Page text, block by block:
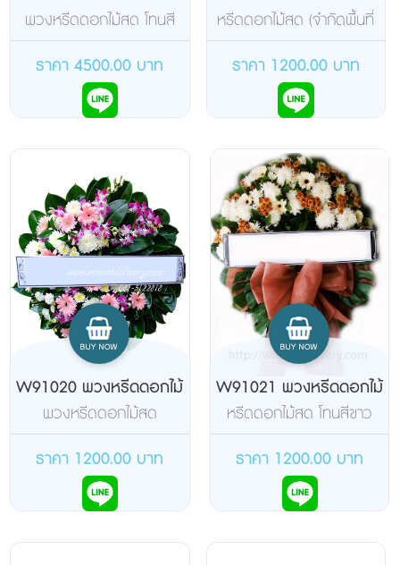
สด
พวงหรีดดอกไม้สด โทนสี
ขาวเขียว
ราคา 4500.00 บาท
หรีดดอกไม้สด (จำกัดพื้นที่
ส่ง)
ราคา 1200.00 บาท
W91020 พวงหรีดดอกไม้
สด
พวงหรีดดอกไม้สด
ราคา 1200.00 บาท
W91021 พวงหรีดดอกไม้
สด
หรีดดอกไม้สด โทนสีขาว
น้ำตาล
ราคา 1200.00 บาท